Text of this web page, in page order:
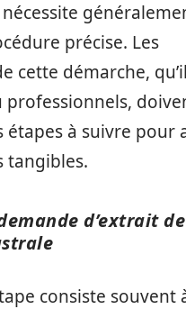
nécessite
précise. Les
cette démarche,
professionnels,
étapes à suivre pour
tangibles.
d’extrait de
consiste souvent